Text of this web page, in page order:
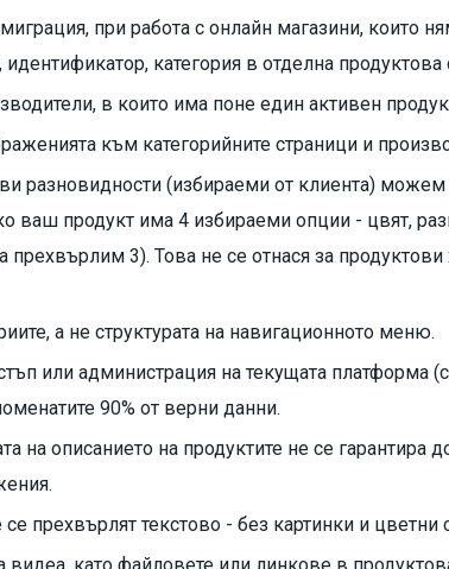
при работа с онлайн магазини, които
категория в отделна продуктова
в които има поне един активен
към категорийните страници и
разновидности (избираеми от клиента)
ваш продукт има 4 избираеми опции - цвят,
3). Това не се отнася за продуктови
а не структурата на навигационното меню.
или администрация на текущата платформа
90% от верни данни.
на описанието на продуктите не се гарантира
прехвърлят текстово - без картинки и цветни
видеа, като файловете или линкове в